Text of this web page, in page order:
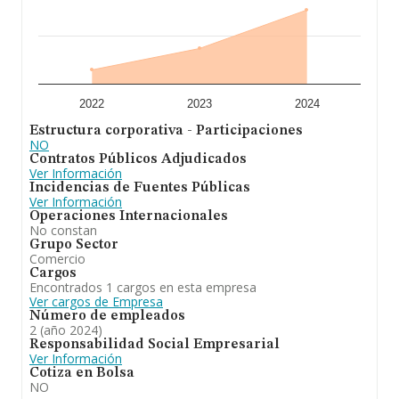
todas las compañías es de 1 millón de euros de ventas
en 2024. Respecto a la información de la provincia
(hablamos de Vizcaya), en la base de datos INFORMA
constan 479 empresas, cuyas ventas en 2024 han
alcanzado los 1.885 millones de euros. Como
información adicional de interés, la media de antigüedad
desde la constitución es de 20 años. La media de
empleados es de 4.
En definitiva,Airbide Soluciones de Automatizacion
Sociedad Limitada
diseño y suministro de instalaciones y componentes de
automatizacion industrial. En cuanto al ranking de la
provincia de Vizcaya, la empresa ha ganado posiciones.
2022 2023 2024
Estructura corporativa - Participaciones
NO
Contratos Públicos Adjudicados
Ver Información
Incidencias de Fuentes Públicas
Ver Información
Operaciones Internacionales
No constan
Grupo Sector
Comercio
Cargos
Encontrados 1 cargos en esta empresa
Ver cargos de Empresa
Número de empleados
2 (año 2024)
Responsabilidad Social Empresarial
Ver Información
Cotiza en Bolsa
NO